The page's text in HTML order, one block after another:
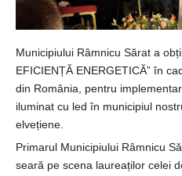
Municipiului Râmnicu Sărat a
EFICIENȚĂ ENERGETICĂ” în
din România, pentru
iluminat cu led în municipiul
elvețiene.
Primarul Municipiului Râmnicu
seară pe scena laureaților celei